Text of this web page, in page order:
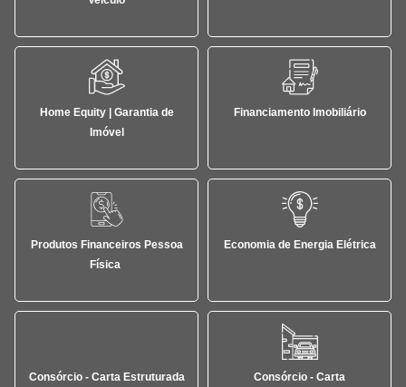
Home Equity | Garantia de
Imóvel
Financiamento Imobiliário
Produtos Financeiros Pessoa
Física
Economia de Energia Elétrica
Consórcio - Carta Estruturada
Consórcio - Carta